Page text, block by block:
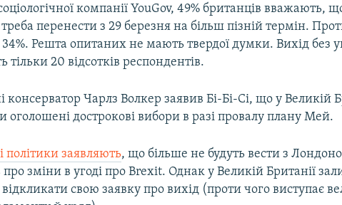
компанії YouGov, 49% британців вважають,
перенести з 29 березня на більш пізній термін.
Решта опитаних не мають твердої думки. Вихід без
тільки 20 відсотків респондентів.
консерватор Чарлз Волкер заявив Бі-Бі-Сі, що у Великій
оголошені дострокові вибори в разі провалу плану Мей.
політики заявляють, що більше не будуть вести з
про зміни в угоді про Brexit. Однак у Великій Британії
свою заявку про вихід (проти чого виступає